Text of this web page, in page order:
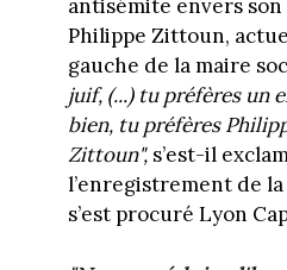
antisémite envers
Philippe Zittoun,
gauche de la maire
juif, (...) tu préfères un
bien, tu préfères
Zittoun",s’est-il
l’enregistrement de
s’est procuré Lyon